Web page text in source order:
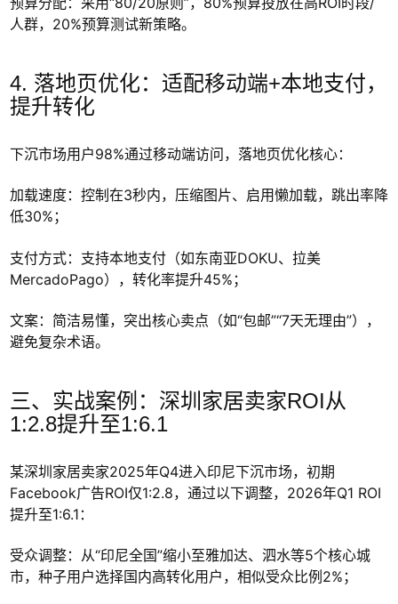
人群，20%预算测试新策略。
4. 落地页优化：适配移动端+本地支付，
提升转化
下沉市场用户98%通过移动端访问，落地页优化核心：
加载速度：控制在3秒内，压缩图片、启用懒加载，跳出率降
低30%；
支付方式：支持本地支付（如东南亚DOKU、拉美
MercadoPago），转化率提升45%；
文案：简洁易懂，突出核心卖点（如“包邮”“7天无理由”），
避免复杂术语。
三、实战案例：深圳家居卖家ROI从
1:2.8提升至1:6.1
某深圳家居卖家2025年Q4进入印尼下沉市场，初期
Facebook广告ROI仅1:2.8，通过以下调整，2026年Q1 ROI
提升至1:6.1：
受众调整：从“印尼全国”缩小至雅加达、泗水等5个核心城
市，种子用户选择国内高转化用户，相似受众比例2%；